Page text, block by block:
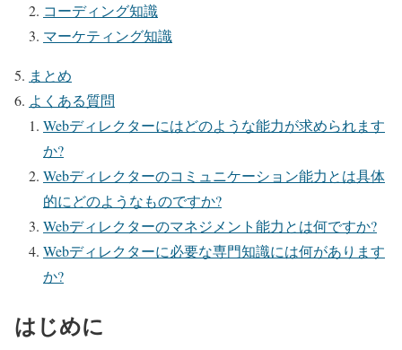
コーディング知識
マーケティング知識
まとめ
よくある質問
Webディレクターにはどのような能力が求められます
か?
Webディレクターのコミュニケーション能力とは具体
的にどのようなものですか?
Webディレクターのマネジメント能力とは何ですか?
Webディレクターに必要な専門知識には何があります
か?
はじめに